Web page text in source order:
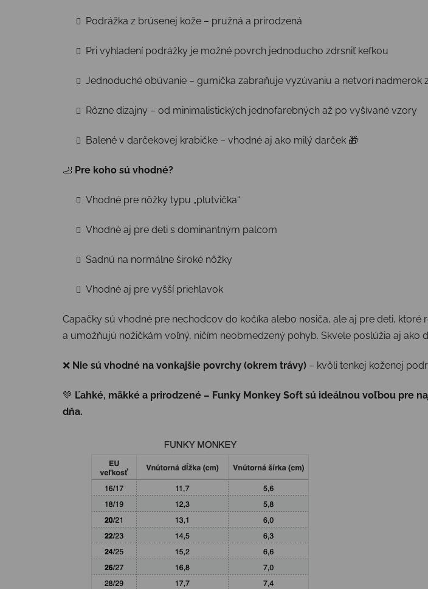
Podrážka z brúsenej kože – pružná a prirodzená
Pri vyhladení podrážky je možné povrch jednoducho zdrsniť kefkou
Jednoduché obúvanie – gumička zabraňuje vyzúvaniu a netvorí nadmerok
Rôzne dizajny – od minimalistických jednofarebných až po vyšívané vzory
Balené v darčekovej krabičke – vhodné aj ako milý darček 🎁
🦶 Pre koho sú vhodné?
Vhodné pre nôžky typu „plutvička“
Vhodné aj pre deti s dominantným palcom
Sadnú na normálne široké nôžky
Vhodné aj pre vyšší priehlavok
Capačky sú vhodné pre nechodcov do kočíka alebo nosiča, ale aj pre deti,
a umožňujú nožičkám voľný, ničím neobmedzený pohyb. Skvele poslúžia aj ako
❌ Nie sú vhodné na vonkajšie povrchy (okrem trávy) – kvôli tenkej koženej
💚 Ľahké, mäkké a prirodzené – Funky Monkey Soft sú ideálnou voľbou pre
dňa.